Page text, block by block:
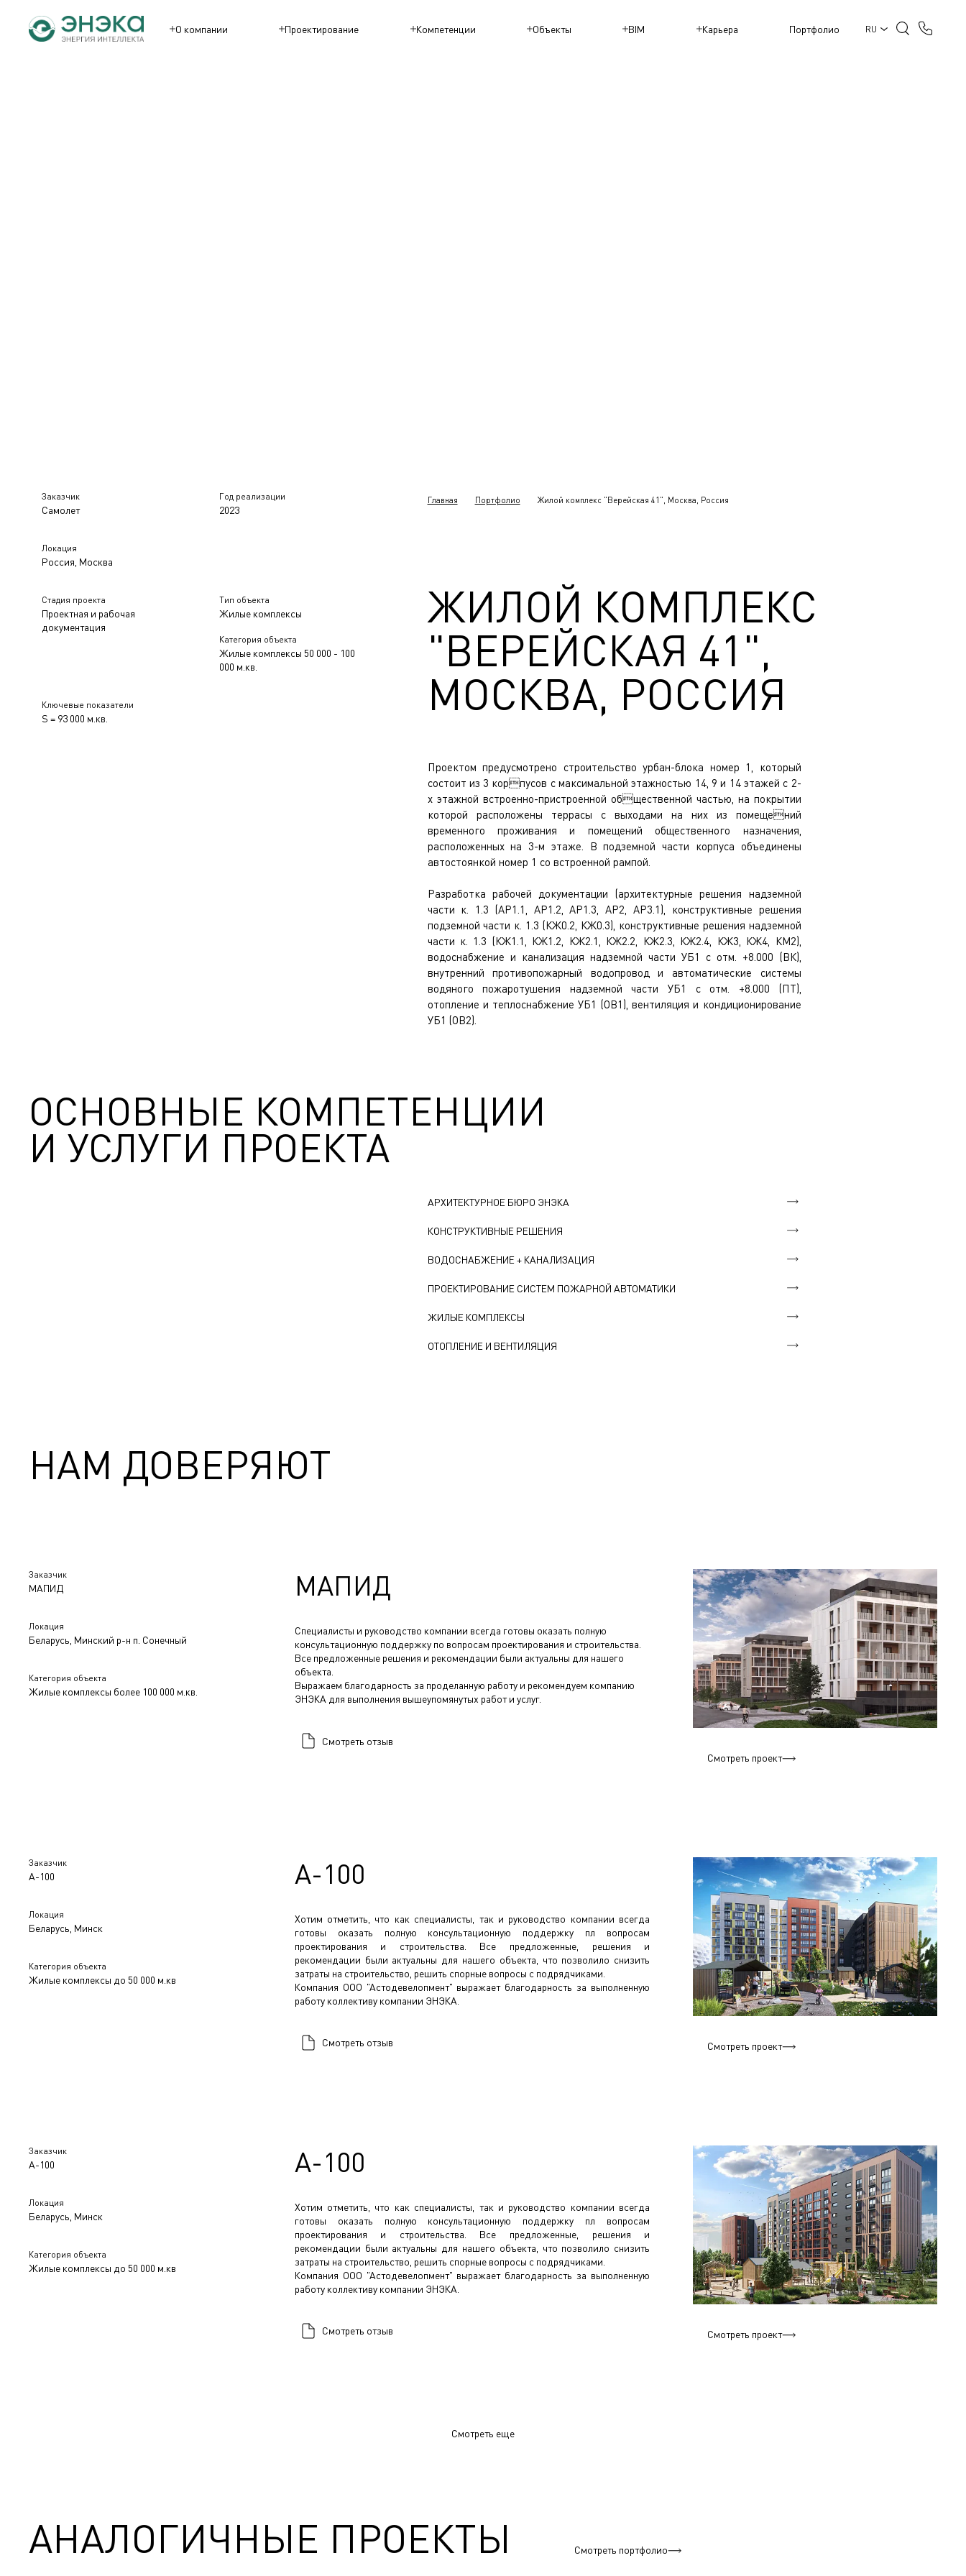
О компании Проектирование Компетенции Объекты BIM Карьера Портфолио RU
Заказчик
Самолет
Год реализации
2023
Локация
Россия, Москва
Стадия проекта
Проектная и рабочая
документация
Тип объекта
Жилые комплексы
Категория объекта
Жилые комплексы 50 000 - 100
000 м.кв.
Ключевые показатели
S = 93 000 м.кв.
Главная Портфолио Жилой комплекс "Верейская 41", Москва, Россия
ЖИЛОЙ КОМПЛЕКС
"ВЕРЕЙСКАЯ 41",
МОСКВА, РОССИЯ
Проектом предусмотрено строительство урбан-блока номер 1, который
состоит из 3 корпусов с максимальной этажностью 14, 9 и 14 этажей с 2-
х этажной встроенно-пристроенной общественной частью, на покрытии
которой расположены террасы с выходами на них из помещений
временного проживания и помещений общественного назначения,
расположенных на 3-м этаже. В подземной части корпуса объединены
автостоянкой номер 1 со встроенной рампой.
Разработка рабочей документации (архитектурные решения надземной
части к. 1.3 (АР1.1, АР1.2, АР1.3, АР2, АР3.1), конструктивные решения
подземной части к. 1.3 (КЖ0.2, КЖ0.3), конструктивные решения надземной
части к. 1.3 (КЖ1.1, КЖ1.2, КЖ2.1, КЖ2.2, КЖ2.3, КЖ2.4, КЖ3, КЖ4, КМ2),
водоснабжение и канализация надземной части УБ1 с отм. +8.000 (ВК),
внутренний противопожарный водопровод и автоматические системы
водяного пожаротушения надземной части УБ1 с отм. +8.000 (ПТ),
отопление и теплоснабжение УБ1 (ОВ1), вентиляция и кондиционирование
УБ1 (ОВ2).
ОСНОВНЫЕ КОМПЕТЕНЦИИ
И УСЛУГИ ПРОЕКТА
АРХИТЕКТУРНОЕ БЮРО ЭНЭКА
КОНСТРУКТИВНЫЕ РЕШЕНИЯ
ВОДОСНАБЖЕНИЕ + КАНАЛИЗАЦИЯ
ПРОЕКТИРОВАНИЕ СИСТЕМ ПОЖАРНОЙ АВТОМАТИКИ
ЖИЛЫЕ КОМПЛЕКСЫ
ОТОПЛЕНИЕ И ВЕНТИЛЯЦИЯ
НАМ ДОВЕРЯЮТ
Заказчик
МАПИД
Локация
Беларусь, Минский р-н п. Сонечный
Категория объекта
Жилые комплексы более 100 000 м.кв.
МАПИД
Специалисты и руководство компании всегда готовы оказать полную
консультационную поддержку по вопросам проектирования и строительства.
Все предложенные решения и рекомендации были актуальны для нашего
объекта.
Выражаем благодарность за проделанную работу и рекомендуем компанию
ЭНЭКА для выполнения вышеупомянутых работ и услуг.
Смотреть отзыв
Смотреть проект
Заказчик
А-100
Локация
Беларусь, Минск
Категория объекта
Жилые комплексы до 50 000 м.кв
А-100
Хотим отметить, что как специалисты, так и руководство компании всегда
готовы оказать полную консультационную поддержку пл вопросам
проектирования и строительства. Все предложенные, решения и
рекомендации были актуальны для нашего объекта, что позволило снизить
затраты на строительство, решить спорные вопросы с подрядчиками.
Компания ООО "Астодевелопмент" выражает благодарность за выполненную
работу коллективу компании ЭНЭКА.
Смотреть отзыв Смотреть проект
Заказчик
А-100
Локация
Беларусь, Минск
Категория объекта
Жилые комплексы до 50 000 м.кв
А-100
Хотим отметить, что как специалисты, так и руководство компании всегда
готовы оказать полную консультационную поддержку пл вопросам
проектирования и строительства. Все предложенные, решения и
рекомендации были актуальны для нашего объекта, что позволило снизить
затраты на строительство, решить спорные вопросы с подрядчиками.
Компания ООО "Астодевелопмент" выражает благодарность за выполненную
работу коллективу компании ЭНЭКА.
Смотреть отзыв Смотреть проект
Смотреть еще
АНАЛОГИЧНЫЕ ПРОЕКТЫ Смотреть портфолио